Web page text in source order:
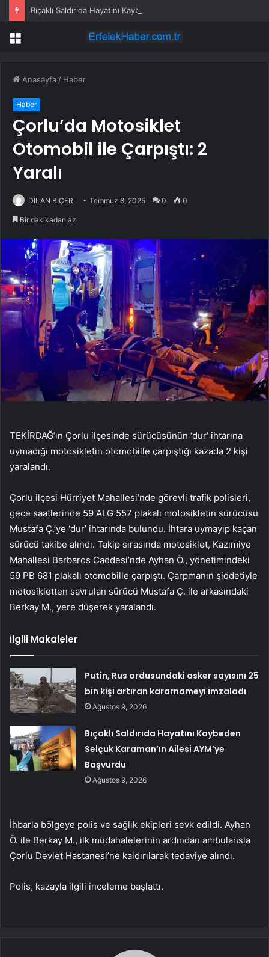
Menü
Anasayfa / Haber
Haber
Çorlu’da Motosiklet
Otomobil ile Çarpıştı: 2
Yaralı
DİLAN BİÇER Temmuz 8, 2025 0 0
Bir dakikadan az
TEKİRDAĞ’ın Çorlu ilçesinde sürücüsünün ‘dur’ ihtarına
uymadığı motosikletin otomobille çarpıştığı kazada 2 kişi
yaralandı.
Çorlu ilçesi Hürriyet Mahallesi’nde görevli trafik polisleri,
gece saatlerinde 59 ALG 557 plakalı motosikletin sürücüsü
Mustafa Ç.’ye ‘dur’ ihtarında bulundu. İhtara uymayıp kaçan
sürücü takibe alındı. Takip sırasında motosiklet, Kazımiye
Mahallesi Barbaros Caddesi’nde Ayhan Ö., yönetimindeki
59 PB 681 plakalı otomobille çarpıştı. Çarpmanın şiddetiyle
motosikletten savrulan sürücü Mustafa Ç. ile arkasındaki
Berkay M., yere düşerek yaralandı.
İlgili Makaleler
Putin, Rus ordusundaki asker sayısını 25
bin kişi artıran kararnameyi imzaladı
Ağustos 9, 2026
Bıçaklı Saldırıda Hayatını Kaybeden
Selçuk Karaman’ın Ailesi AYM’ye
Başvurdu
Ağustos 9, 2026
İhbarla bölgeye polis ve sağlık ekipleri sevk edildi. Ayhan
Ö. ile Berkay M., ilk müdahalelerinin ardından ambulansla
Çorlu Devlet Hastanesi’ne kaldırılarak tedaviye alındı.
Polis, kazayla ilgili inceleme başlattı.